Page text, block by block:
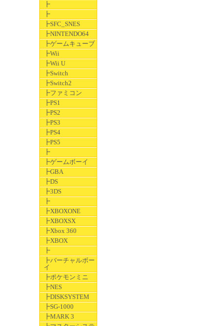
┣
┣
┣SFC_SNES
┣NINTENDO64
┣ゲームキューブ
┣Wii
┣Wii U
┣Switch
┣Switch2
┣ファミコン
┣PS1
┣PS2
┣PS3
┣PS4
┣PS5
┣
┣ゲームボーイ
┣GBA
┣DS
┣3DS
┣
┣XBOXONE
┣XBOXSX
┣Xbox 360
┣XBOX
┣
┣バーチャルボー
イ
┣ポケモンミニ
┣NES
┣DISKSYSTEM
┣SG-1000
┣MARK 3